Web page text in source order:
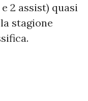
2 assist) quasi
stagione